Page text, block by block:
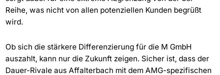
Reihe, was nicht von allen potenziellen Kunden begrüßt
wird.
Ob sich die stärkere Differenzierung für die M GmbH
auszahlt, kann nur die Zukunft zeigen. Sicher ist, dass der
Dauer-Rivale aus Affalterbach mit dem AMG-spezifischen